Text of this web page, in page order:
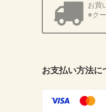
お買
※ク
お支払い方法に